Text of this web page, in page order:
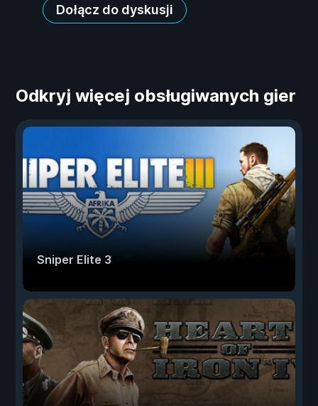
Dołącz do dyskusji
Odkryj więcej obsługiwanych gier
Sniper Elite 3